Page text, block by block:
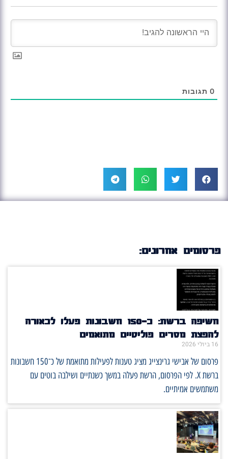
0 תגובות
פרסומים אחרונים:
חשיפה ברשת: כ־150 חשבונות פעלו לכאורה
להפצת מסרים פוליטיים מתואמים
16 ביולי 2026
פרסום של אבישי גרינצייג מציג טענות לפעילות מתואמת של כ־150 חשבונות
ברשת X. לפי הפרסום, הרשת פעלה במשך כשנתיים ושילבה בוטים עם
משתמשים אמיתיים.